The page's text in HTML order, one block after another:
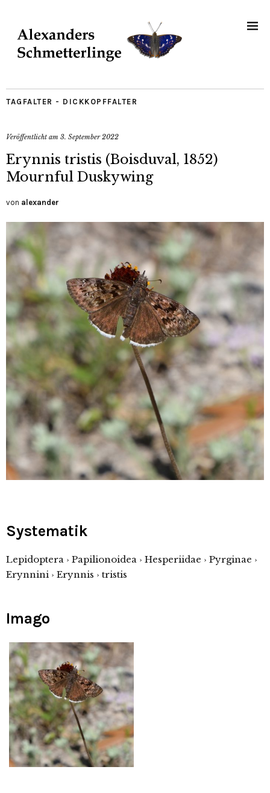
TAGFALTER - DICKKOPFFALTER
Veröffentlicht am 3. September 2022
Erynnis tristis (Boisduval, 1852)
Mournful Duskywing
von alexander
Systematik
Lepidoptera › Papilionoidea › Hesperiidae › Pyrginae ›
Erynnini › Erynnis › tristis
Imago